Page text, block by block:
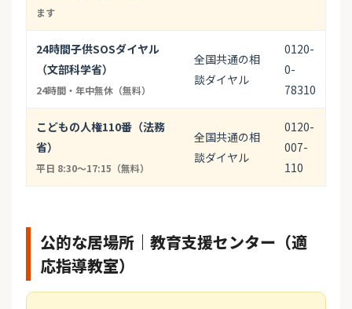
ます
24時間子供SOSダイヤル
（文部科学省）
24時間・年中無休（無料）
全国共通の相
談ダイヤル
0120-
0-
78310
こどもの人権110番（法務
省）
平日 8:30〜17:15（無料）
全国共通の相
談ダイヤル
0120-
007-
110
公的な居場所｜教育支援センター（適
応指導教室）